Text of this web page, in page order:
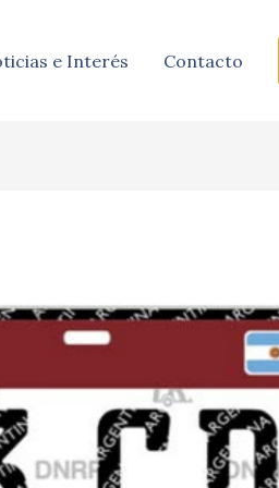
e Interés Contacto